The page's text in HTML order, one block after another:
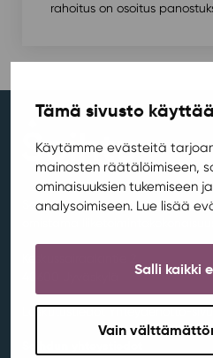
Tämä sivusto
Käytämme evästeitä
mainosten räätälöimiseen,
ominaisuuksien tukemiseen
analysoimiseen. Lue lisää
Salli kaikki
Vain
rahoitus on osoitus
Soihtu on Jyväskylän Yliopiston
Laskutustiedot Yhteydenotto-